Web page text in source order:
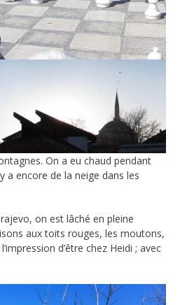
On a eu chaud pendant
encore de la neige dans les
on est lâché en pleine
aux toits rouges, les moutons,
d’être chez Heidi ; avec